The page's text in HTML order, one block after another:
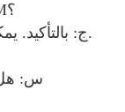
س: هل يمكنك تقديم خدمة OEM و ODM؟
ج: بالتأكيد. يمكننا مساعدتك في طباعة أو نقش شعارك.
س: هل